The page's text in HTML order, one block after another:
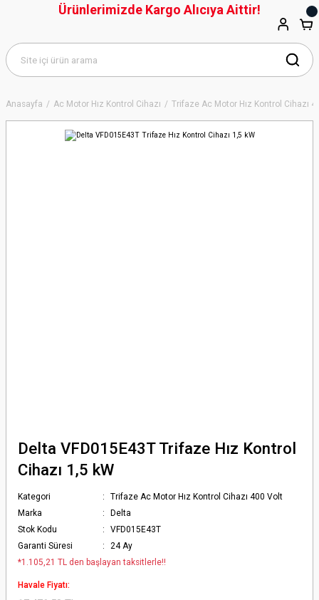
Anasayfa Ac Motor Hız Kontrol Cihazı Trifaze Ac Motor Hız Kontrol Cihazı
Delta VFD015E43T Trifaze Hız Kontrol
Cihazı 1,5 kW
Kategori
Trifaze Ac Motor Hız Kontrol Cihazı 400 Volt
Marka
Delta
Stok Kodu
VFD015E43T
Garanti Süresi
24 Ay
*1.105,21 TL den başlayan taksitlerle!!
Havale Fiyatı:
Ürünlerimizde Kargo Alıcıya Aittir!